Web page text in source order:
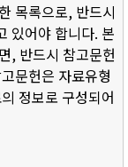
목록으로, 반드시
있어야 합니다. 본
, 반드시 참고문헌
문헌은 자료유형
정보로 구성되어